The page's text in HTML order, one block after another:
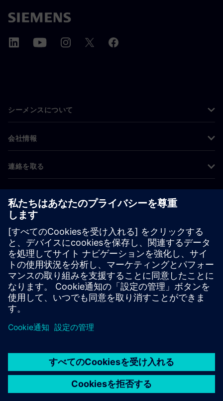
シーメンスについて
会社情報
連絡を取る
©Siemens2026
コーポレート情報
プライバシー通知
クッキー通知
利用条件
デジタルID